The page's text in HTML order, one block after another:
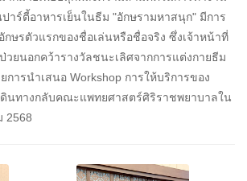
าร์ตี้อาหารเย็นในธีม "อักษรามหาสนุก" มีการ
กษรตัวแรกของชื่อเล่นหรือชื่อจริง ซึ่งเจ้าหน้าที่
วยนอกคว้ารางวัลชนะเลิศจากการแต่งกายธีม
ารนำเสนอ Workshop การให้บริการของ
นทางกลับคณะแพทยศาสตร์ศิริราชพยาบาลใน
2568